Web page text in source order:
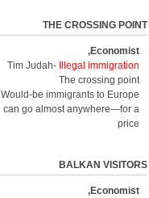
THE CROSSING POINT
Economist,
Tim Judah-
Illegal immigration
The crossing point
Would-be immigrants to Europe
can go almost anywhere—for a
price
BALKAN VISITORS
Economist,